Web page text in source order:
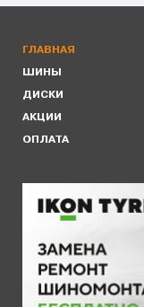
ГЛАВНАЯ
ШИНЫ
ДИСКИ
АКЦИИ
ОПЛАТА